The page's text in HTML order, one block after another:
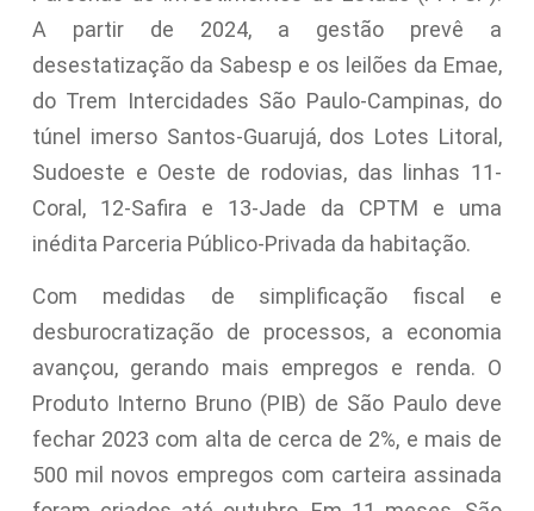
A partir de 2024, a gestão prevê a
desestatização da Sabesp e os leilões da Emae,
do Trem Intercidades São Paulo-Campinas, do
túnel imerso Santos-Guarujá, dos Lotes Litoral,
Sudoeste e Oeste de rodovias, das linhas 11-
Coral, 12-Safira e 13-Jade da CPTM e uma
inédita Parceria Público-Privada da habitação.
Com medidas de simplificação fiscal e
desburocratização de processos, a economia
avançou, gerando mais empregos e renda. O
Produto Interno Bruno (PIB) de São Paulo deve
fechar 2023 com alta de cerca de 2%, e mais de
500 mil novos empregos com carteira assinada